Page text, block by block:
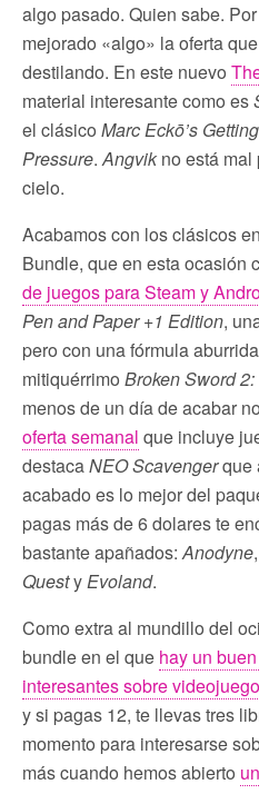
algo pasado. Quien sabe.
mejorado «algo» la oferta
destilando. En este nuevo
material interesante como es
el clásico Marc Eckō’s
Pressure.Angvik no está mal
cielo.
Acabamos con los clásicos
Bundle, que en esta ocasión
de juegos para Steam y
Pen and Paper +1 Edition,
pero con una fórmula
mitiquérrimo Broken Sword
menos de un día de acabar
oferta semanal que incluye
destacaNEO Scavengerque
acabado es lo mejor del
pagas más de 6 dolares te
bastante apañados:Anodyne,
QuestyEvoland.
Como extra al mundillo del
bundle en el que hay un
interesantes sobre
y si pagas 12, te llevas tres
momento para interesarse
más cuando hemos abierto